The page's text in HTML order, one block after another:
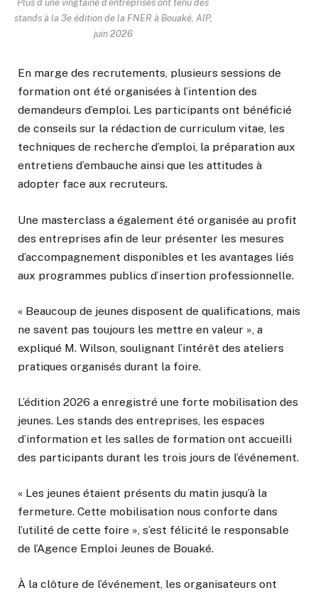
Plus d’une vingtaine d’entreprises ont tenu des
stands à la 3e édition de la FNER à Bouaké, AIP,
juin 2026
En marge des recrutements, plusieurs sessions de
formation ont été organisées à l’intention des
demandeurs d’emploi. Les participants ont bénéficié
de conseils sur la rédaction de curriculum vitae, les
techniques de recherche d’emploi, la préparation aux
entretiens d’embauche ainsi que les attitudes à
adopter face aux recruteurs.
Une masterclass a également été organisée au profit
des entreprises afin de leur présenter les mesures
d’accompagnement disponibles et les avantages liés
aux programmes publics d’insertion professionnelle.
« Beaucoup de jeunes disposent de qualifications, mais
ne savent pas toujours les mettre en valeur », a
expliqué M. Wilson, soulignant l’intérêt des ateliers
pratiques organisés durant la foire.
L’édition 2026 a enregistré une forte mobilisation des
jeunes. Les stands des entreprises, les espaces
d’information et les salles de formation ont accueilli
des participants durant les trois jours de l’événement.
« Les jeunes étaient présents du matin jusqu’à la
fermeture. Cette mobilisation nous conforte dans
l’utilité de cette foire », s’est félicité le responsable
de l’Agence Emploi Jeunes de Bouaké.
À la clôture de l’événement, les organisateurs ont